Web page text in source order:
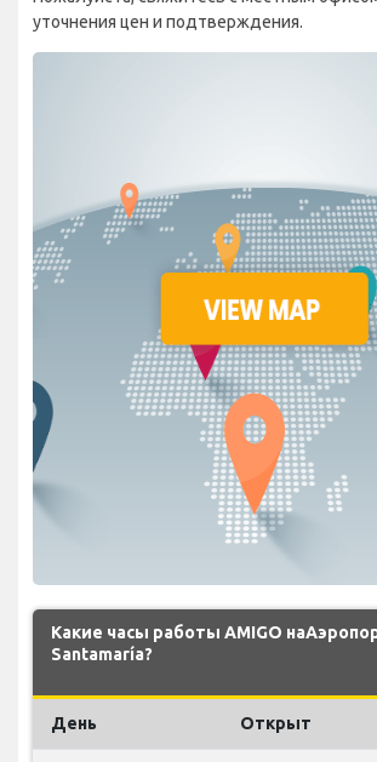
уточнения цен и подтверждения.
Какие часы работы AMIGO
Santamaría?
День Открыт